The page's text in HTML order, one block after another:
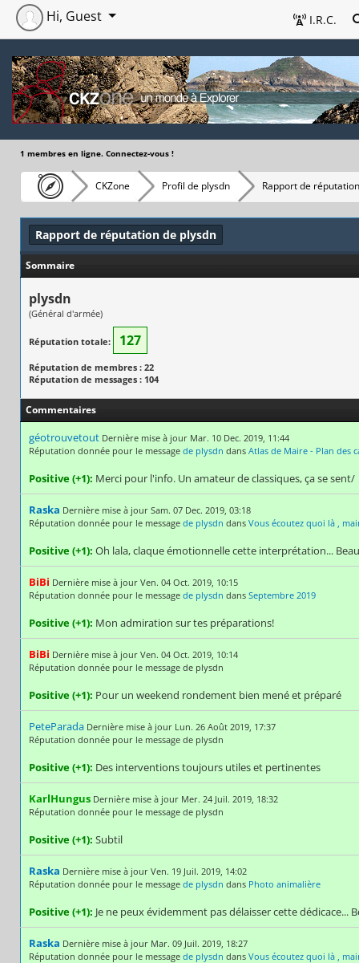
I.R.C.
Hi, Guest
1 membres en ligne. Connectez-vous !
CKZone Profil de plysdn Rapport de réputation
Rapport de réputation de plysdn
Sommaire
plysdn
(Général d'armée)
Réputation totale: 127
Réputation de membres : 22
Réputation de messages : 104
Commentaires
géotrouvetout Dernière mise à jour Mar. 10 Dec. 2019, 11:44
Réputation donnée pour le message de plysdn dans Atlas de Maire - Plan des
Positive (+1): Merci pour l'info. Un amateur de classiques, ça se sent/
Raska Dernière mise à jour Sam. 07 Dec. 2019, 03:18
Réputation donnée pour le message de plysdn dans Vous écoutez quoi là ,
Positive (+1): Oh lala, claque émotionnelle cette interprétation...
BiBi Dernière mise à jour Ven. 04 Oct. 2019, 10:15
Réputation donnée pour le message de plysdn dans Septembre 2019
Positive (+1): Mon admiration sur tes préparations!
BiBi Dernière mise à jour Ven. 04 Oct. 2019, 10:14
Réputation donnée pour le message de plysdn
Positive (+1): Pour un weekend rondement bien mené et préparé
PeteParada Dernière mise à jour Lun. 26 Août 2019, 17:37
Réputation donnée pour le message de plysdn
Positive (+1): Des interventions toujours utiles et pertinentes
KarlHungus Dernière mise à jour Mer. 24 Juil. 2019, 18:32
Réputation donnée pour le message de plysdn
Positive (+1): Subtil
Raska Dernière mise à jour Ven. 19 Juil. 2019, 14:02
Réputation donnée pour le message de plysdn dans Photo animalière
Positive (+1): Je ne peux évidemment pas délaisser cette dédicace...
Raska Dernière mise à jour Mar. 09 Juil. 2019, 18:27
Réputation donnée pour le message de plysdn dans Vous écoutez quoi là ,